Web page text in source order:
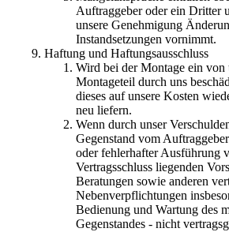
Auftraggeber oder ein Dritter
unsere Genehmigung
Instandsetzungen vornimmt.
Haftung und Haftungsausschluss
Wird bei der Montage ein von
Montageteil durch uns
dieses auf unsere Kosten
neu liefern.
Wenn durch unser
Gegenstand vom
oder fehlerhafter Ausführung
Vertragsschluss liegenden
Beratungen sowie anderen
Nebenverpflichtungen
Bedienung und Wartung des
Gegenstandes - nicht